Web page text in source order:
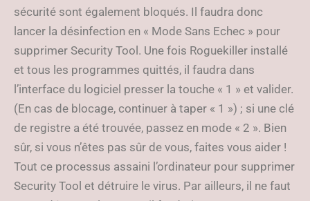
sécurité sont également bloqués. Il faudra donc
lancer la désinfection en « Mode Sans Echec » pour
supprimer Security Tool. Une fois Roguekiller installé
et tous les programmes quittés, il faudra dans
l’interface du logiciel presser la touche « 1 » et valider.
(En cas de blocage, continuer à taper « 1 ») ; si une clé
de registre a été trouvée, passez en mode « 2 ». Bien
sûr, si vous n’êtes pas sûr de vous, faites vous aider !
Tout ce processus assaini l’ordinateur pour supprimer
Security Tool et détruire le virus. Par ailleurs, il ne faut